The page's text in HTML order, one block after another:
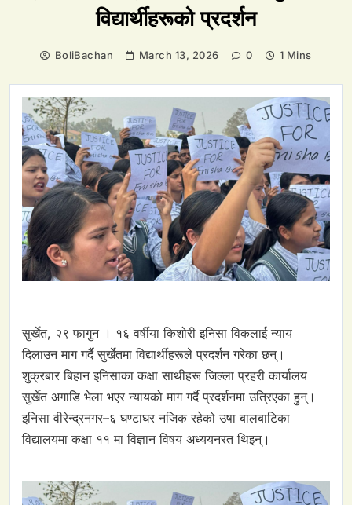
विद्यार्थीहरूको प्रदर्शन
BoliBachan March 13, 2026 0 1 Mins
सुर्खेत, २९ फागुन । १६ वर्षीया किशोरी इनिसा विकलाई न्याय
दिलाउन माग गर्दै सुर्खेतमा विद्यार्थीहरूले प्रदर्शन गरेका छन्।
शुक्रबार बिहान इनिसाका कक्षा साथीहरू जिल्ला प्रहरी कार्यालय
सुर्खेत अगाडि भेला भएर न्यायको माग गर्दै प्रदर्शनमा उत्रिएका हुन्।
इनिसा वीरेन्द्रनगर–६ घण्टाघर नजिक रहेको उषा बालबाटिका
विद्यालयमा कक्षा ११ मा विज्ञान विषय अध्ययनरत थिइन्।